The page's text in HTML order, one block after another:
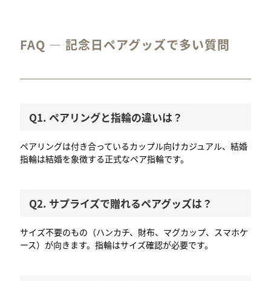
FAQ — 記念日ペアグッズで多い質問
Q1. ペアリングと指輪の違いは？
ペアリングは付き合っているカップル向けカジュアル、結婚
指輪は結婚を象徴する正式なペア指輪です。
Q2. サプライズで贈れるペアグッズは？
サイズ不要のもの（ハンカチ、財布、マグカップ、スマホケ
ース）が向きます。指輪はサイズ確認が必要です。